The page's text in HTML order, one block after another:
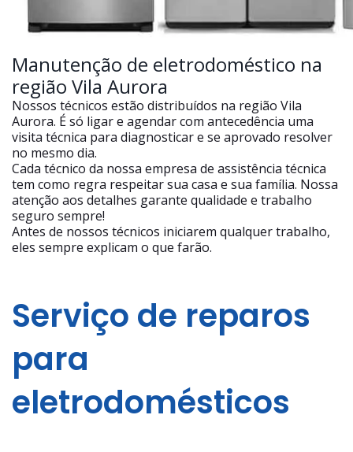
Manutenção de eletrodoméstico na
região Vila Aurora
Nossos técnicos estão distribuídos na região Vila
Aurora. É só ligar e agendar com antecedência uma
visita técnica para diagnosticar e se aprovado resolver
no mesmo dia.
Cada técnico da nossa empresa de assistência técnica
tem como regra respeitar sua casa e sua família. Nossa
atenção aos detalhes garante qualidade e trabalho
seguro sempre!
Antes de nossos técnicos iniciarem qualquer trabalho,
eles sempre explicam o que farão.
Serviço de reparos
para
eletrodomésticos